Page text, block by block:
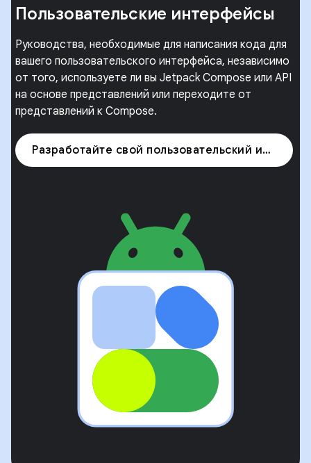
Пользовательские интерфейсы
Руководства, необходимые для написания кода для
вашего пользовательского интерфейса, независимо
от того, используете ли вы Jetpack Compose или API
на основе представлений или переходите от
представлений к Compose.
Разработайте свой пользовательский интерфейс